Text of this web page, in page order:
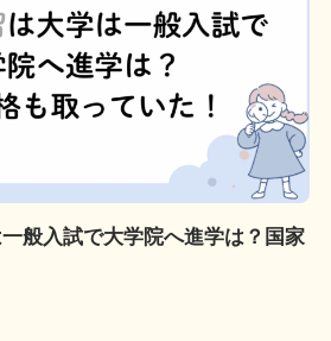
般入試で大学院へ進学は？国家